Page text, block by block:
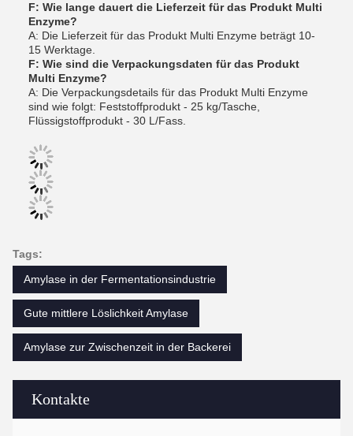
Kontakte
F: Wie lange dauert die Lieferzeit für das Produkt Multi
Enzyme?
A: Die Lieferzeit für das Produkt Multi Enzyme beträgt 10-
15 Werktage.
F: Wie sind die Verpackungsdaten für das Produkt
Multi Enzyme?
A: Die Verpackungsdetails für das Produkt Multi Enzyme
sind wie folgt: Feststoffprodukt - 25 kg/Tasche,
Flüssigstoffprodukt - 30 L/Fass.
Tags:
Amylase in der Fermentationsindustrie
Gute mittlere Löslichkeit Amylase
Amylase zur Zwischenzeit in der Backerei